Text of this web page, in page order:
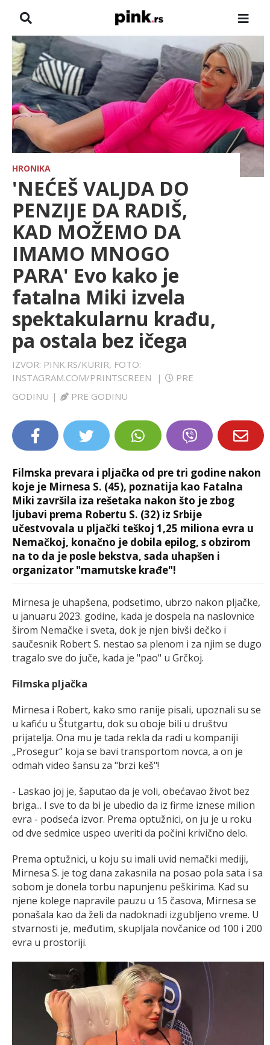
NASLOVNA
VESTI
ZADRUGA
SHOWBIZ
HRONIKA
FARMERI
TV
SPORT
LIFESTYLE
EXTRA
HRONIKA
'NEĆEŠ VALJDA DO
PENZIJE DA RADIŠ,
KAD MOŽEMO DA
IMAMO MNOGO
PARA' Evo kako je
fatalna Miki izvela
spektakularnu krađu,
pa ostala bez ičega
IZVOR: PINK.RS/KURIR, FOTO:
INSTAGRAM.COM/PRINTSCREEN
|
PRE
GODINU | PRE GODINU
Filmska prevara i pljačka od pre tri godine nakon
koje je Mirnesa S. (45), poznatija kao Fatalna
Miki završila iza rešetaka nakon što je zbog
ljubavi prema Robertu S. (32) iz Srbije
učestvovala u pljački teškoj 1,25 miliona evra u
Nemačkoj, konačno je dobila epilog, s obzirom
na to da je posle bekstva, sada uhapšen i
organizator "mamutske krađe"!
Mirnesa je uhapšena, podsetimo, ubrzo nakon pljačke,
u januaru 2023. godine, kada je dospela na naslovnice
širom Nemačke i sveta, dok je njen bivši dečko i
saučesnik Robert S. nestao sa plenom i za njim se dugo
tragalo sve do juče, kada je "pao" u Grčkoj.
Filmska pljačka
Mirnesa i Robert, kako smo ranije pisali, upoznali su se
u kafiću u Štutgartu, dok su oboje bili u društvu
prijatelja. Ona mu je tada rekla da radi u kompaniji
„Prosegur“ koja se bavi transportom novca, a on je
odmah video šansu za "brzi keš"!
- Laskao joj je, šaputao da je voli, obećavao život bez
briga... I sve to da bi je ubedio da iz firme iznese milion
evra - podseća izvor. Prema optužnici, on ju je u roku
od dve sedmice uspeo uveriti da počini krivično delo.
Prema optužnici, u koju su imali uvid nemački mediji,
Mirnesa S. je tog dana zakasnila na posao pola sata i sa
sobom je donela torbu napunjenu peškirima. Kad su
njene kolege napravile pauzu u 15 časova, Mirnesa se
ponašala kao da želi da nadoknadi izgubljeno vreme. U
stvarnosti je, međutim, skupljala novčanice od 100 i 200
evra u prostoriji.